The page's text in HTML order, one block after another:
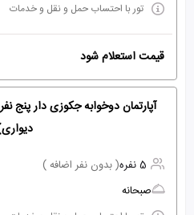
تور با احتساب حمل و نقل و خدمات
قیمت استعلام شود
آپارتمان دوخوابه جکوزی دار
5 نفره
( بدون نفر اضافه )
صبحانه